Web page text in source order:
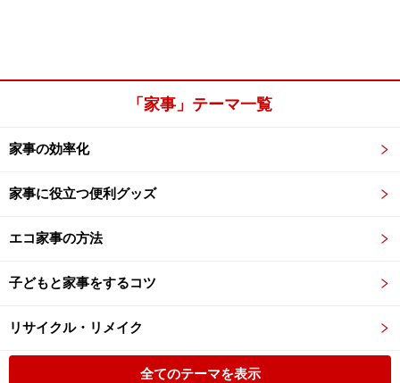
「家事」テーマ一覧
家事の効率化
家事に役立つ便利グッズ
エコ家事の方法
子どもと家事をするコツ
リサイクル・リメイク
全てのテーマを表示